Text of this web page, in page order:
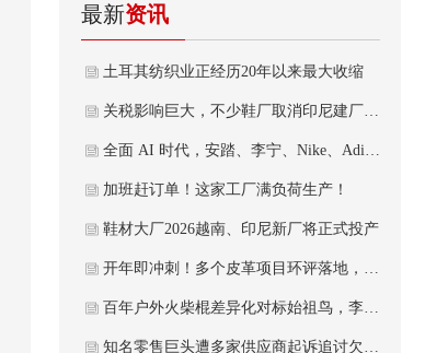
最新资讯
土耳其纺织业正经历20年以来最大收缩
关税影响巨大，不少鞋厂取消印尼建厂的计划
加班赶订单！这家工厂满负荷生产！
鞋材大厂2026越南、印尼新厂将正式投产